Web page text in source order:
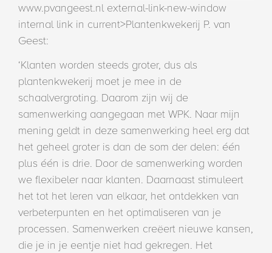
www.pvangeest.nl external-link-new-window
internal link in current>Plantenkwekerij P. van
Geest:
‘Klanten worden steeds groter, dus als
plantenkwekerij moet je mee in de
schaalvergroting. Daarom zijn wij de
samenwerking aangegaan met WPK. Naar mijn
mening geldt in deze samenwerking heel erg dat
het geheel groter is dan de som der delen: één
plus één is drie. Door de samenwerking worden
we flexibeler naar klanten. Daarnaast stimuleert
het tot het leren van elkaar, het ontdekken van
verbeterpunten en het optimaliseren van je
processen. Samenwerken creëert nieuwe kansen,
die je in je eentje niet had gekregen. Het